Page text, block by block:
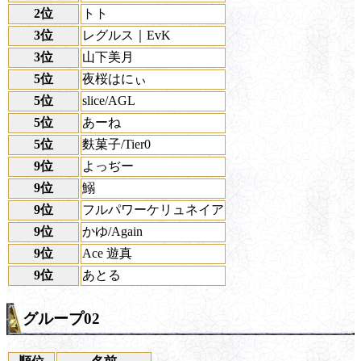
2位
トト
3位
レグルス｜EvK
3位
山下美月
5位
夜桜はにぃ
5位
slice/AGL
5位
あーね
5位
麩菓子/Tier0
9位
よっぢー
9位
鰯
9位
フルパワーケリュネイア
9位
かゆ/Again
9位
Ace 遊真
9位
あとる
グループ02